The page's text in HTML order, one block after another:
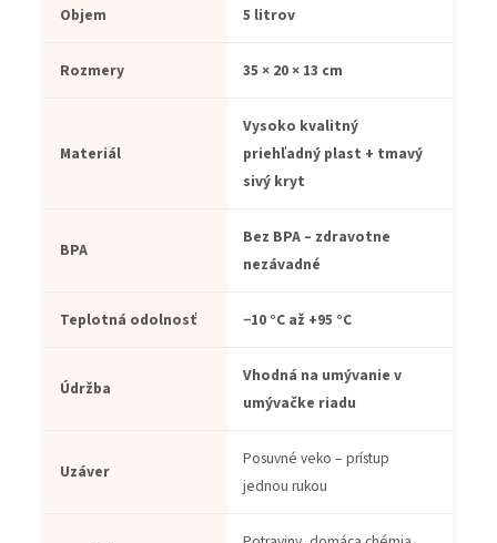
Objem 5 litrov
Rozmery 35 × 20 × 13 cm
Materiál
Vysoko kvalitný
priehľadný plast + tmavý
sivý kryt
BPA
Bez BPA – zdravotne
nezávadné
Teplotná odolnosť −10 °C až +95 °C
Údržba
Vhodná na umývanie v
umývačke riadu
Uzáver
Posuvné veko – prístup
jednou rukou